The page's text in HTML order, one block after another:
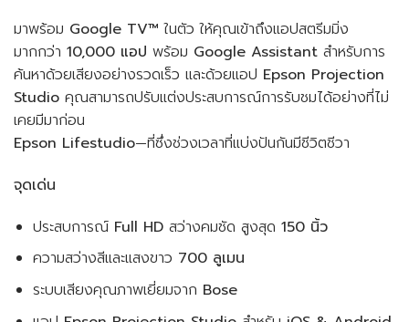
มาพร้อม Google TV™ ในตัว ให้คุณเข้าถึงแอปสตรีมมิ่ง
มากกว่า 10,000 แอป พร้อม Google Assistant สำหรับการ
ค้นหาด้วยเสียงอย่างรวดเร็ว และด้วยแอป Epson Projection
Studio คุณสามารถปรับแต่งประสบการณ์การรับชมได้อย่างที่ไม่
เคยมีมาก่อน
Epson Lifestudio—ที่ซึ่งช่วงเวลาที่แบ่งปันกันมีชีวิตชีวา
จุดเด่น
ประสบการณ์ Full HDสว่างคมชัด สูงสุด 150 นิ้ว
ความสว่างสีและแสงขาว 700 ลูเมน
ระบบเสียงคุณภาพเยี่ยมจาก Bose